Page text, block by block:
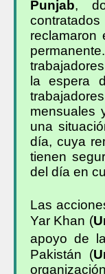
Punjab,
reclamaron
la espera
mensuales
una
día, cuya
tienen
del día en
Las
Yar Khan (
apoyo de
Pakistán (